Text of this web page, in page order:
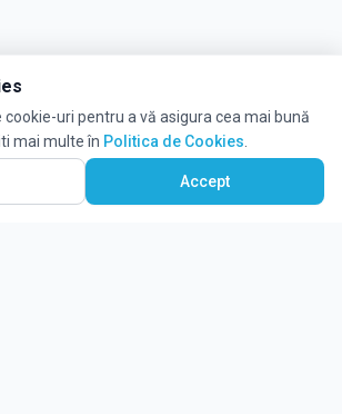
uri pentru a vă asigura cea mai bună
mai multe în Politica de Cookies
Accept